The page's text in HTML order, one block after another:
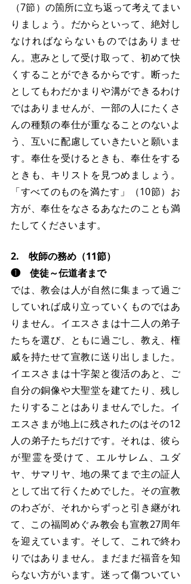
（7節）の箇所に立ち返って考えてまい
りましょう。だからといって、絶対し
なければならないものではありませ
ん。恵みとして受け取って、初めて快
くすることができるからです。断った
としてもわだかまりや溝ができるわけ
ではありませんが、一部の人にたくさ
んの種類の奉仕が重なることのないよ
う、互いに配慮していきたいと願いま
す。奉仕を受けるときも、奉仕をする
ときも、キリストを見つめましょう。
「すべてのものを満たす」（10節）お
方が、奉仕をなさるあなたのことも満
たしてくださいます。
2.　牧師の務め（11節）
❶　使徒～伝道者まで
では、教会は人が自然に集まって過ご
していれば成り立っていくものではあ
りません。イエスさまは十二人の弟子
たちを選び、ともに過ごし、教え、権
威を持たせて宣教に送り出しました。
イエスさまは十字架と復活のあと、ご
自分の銅像や大聖堂を建てたり、残し
たりすることはありませんでした。イ
エスさまが地上に残されたのはその12
人の弟子たちだけです。それは、彼ら
が聖霊を受けて、エルサレム、ユダ
ヤ、サマリヤ、地の果てまで主の証人
として出て行くためでした。その宣教
のわざが、それからずっと引き継がれ
て、この福岡めぐみ教会も宣教27周年
を迎えています。そして、これで終わ
りではありません。まだまだ福音を知
らない方がいます。迷って傷ついてい